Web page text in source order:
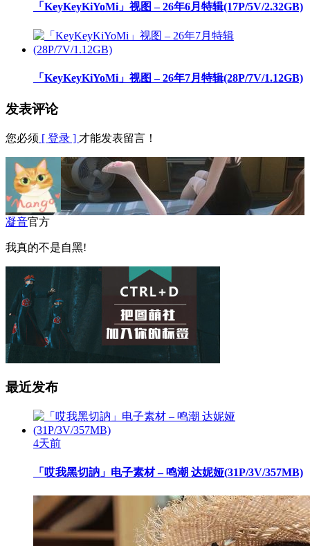
「KeyKeyKiYoMi」视图 – 26年6月特辑(17P/5V/2.32GB)
「KeyKeyKiYoMi」视图 – 26年7月特辑(28P/7V/1.12GB)
发表评论
您必须 [ 登录 ] 才能发表留言！
凝音官方
我真的不是自黑!
最近发布
4天前
「哎我黑切訥」电子素材 – 鸣潮 达妮娅(31P/3V/357MB)